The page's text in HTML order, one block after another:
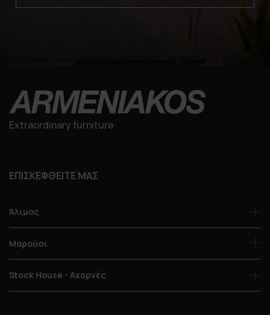
Extraordinary furniture
ΕΠΙΣΚΕΦΘΕΙΤΕ ΜΑΣ
Άλιμος
Μαρούσι
Stock House - Αχαρνές